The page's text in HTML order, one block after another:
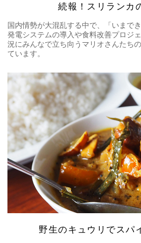
続報！スリランカ
国内情勢が大混乱する中で、「いまで
発電システムの導入や食料改善プロジ
況にみんなで立ち向うマリオさんたち
ています。
野生のキュウリでスパ